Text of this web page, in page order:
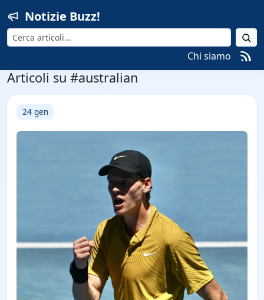
Notizie Buzz!
Cerca
Chi siamo
Articoli su #australian
24 gen